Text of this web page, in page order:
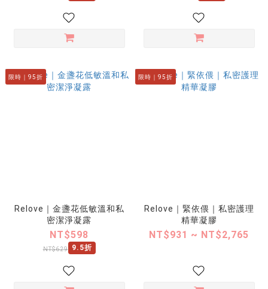
限時｜95折
Relove｜金盞花低敏溫和私
密潔淨凝露
NT$598
NT$629 9.5折
限時｜95折
Relove｜緊依偎｜私密護理
精華凝膠
NT$931 ~ NT$2,765